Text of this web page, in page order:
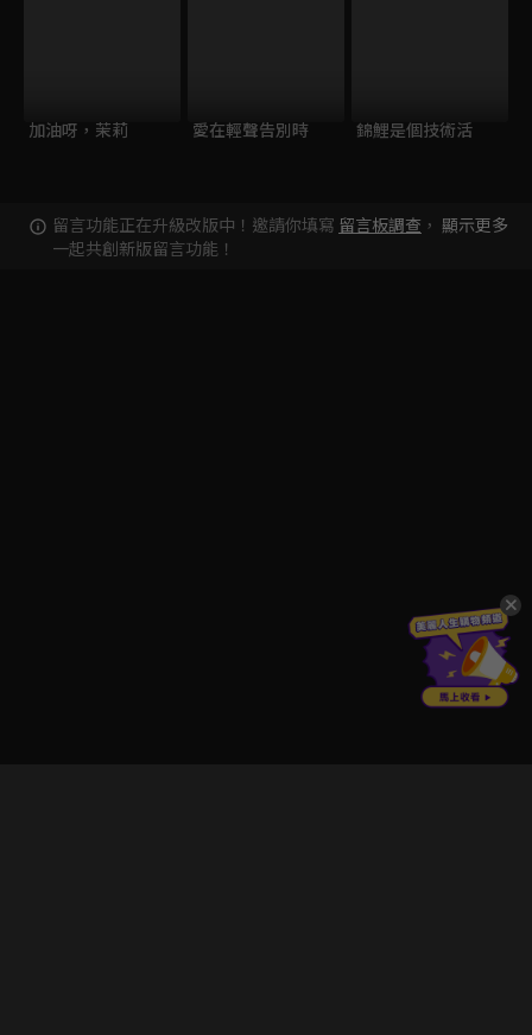
加油呀，茉莉 愛在輕聲告別時 錦鯉是個技術活
留言功能正在升級改版中！邀請你填寫 留言板調查 ，
一起共創新版留言功能！
顯示更多